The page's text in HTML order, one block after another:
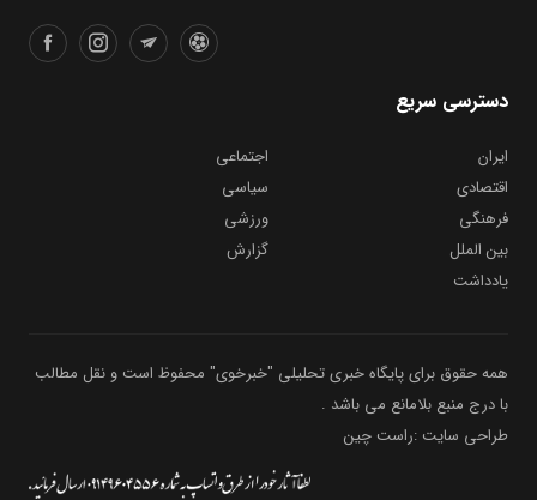
دسترسی سریع
ایران
اجتماعی
اقتصادی
سیاسی
فرهنگی
ورزشی
بین الملل
گزارش
یادداشت
همه حقوق برای پایگاه خبری تحلیلی "خبرخوی" محفوظ است و نقل مطالب
با درج منبع بلامانع می باشد .
طراحی سایت :راست چین